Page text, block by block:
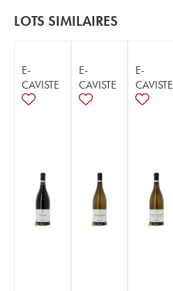
LOTS SIMILAIRES
E-
CAVISTE
E-
CAVISTE
E-
CAVISTE